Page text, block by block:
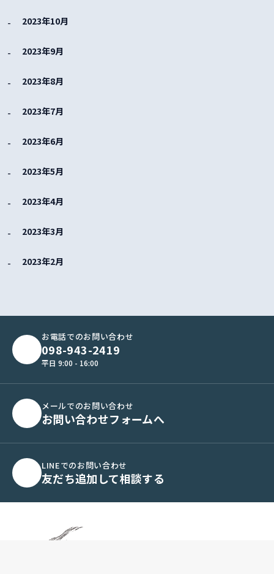
2023年10月
2023年9月
2023年8月
2023年7月
2023年6月
2023年5月
2023年4月
2023年3月
2023年2月
お電話でのお問い合わせ
098-943-2419
平日 9:00 - 16:00
メールでのお問い合わせ
お問い合わせフォームへ
LINEでのお問い合わせ
友だち追加して相談する